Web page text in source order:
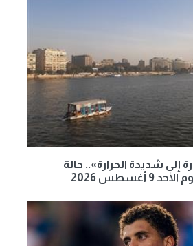
إلى شديدة الحرارة».. حالة
2026